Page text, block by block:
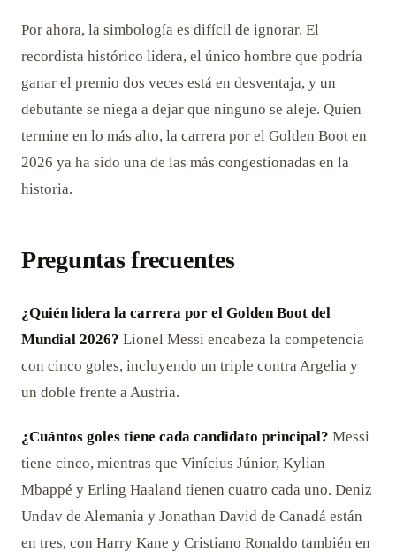
Por ahora, la simbología es difícil de ignorar. El
recordista histórico lidera, el único hombre que podría
ganar el premio dos veces está en desventaja, y un
debutante se niega a dejar que ninguno se aleje. Quien
termine en lo más alto, la carrera por el Golden Boot en
2026 ya ha sido una de las más congestionadas en la
historia.
Preguntas frecuentes
¿Quién lidera la carrera por el Golden Boot del
Mundial 2026? Lionel Messi encabeza la competencia
con cinco goles, incluyendo un triple contra Argelia y
un doble frente a Austria.
¿Cuántos goles tiene cada candidato principal? Messi
tiene cinco, mientras que Vinícius Júnior, Kylian
Mbappé y Erling Haaland tienen cuatro cada uno. Deniz
Undav de Alemania y Jonathan David de Canadá están
en tres, con Harry Kane y Cristiano Ronaldo también en